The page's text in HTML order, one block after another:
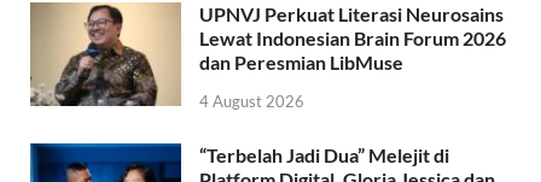
UPNVJ Perkuat Literasi Neurosains
Lewat Indonesian Brain Forum 2026
dan Peresmian LibMuse
4 August 2026
“Terbelah Jadi Dua” Melejit di